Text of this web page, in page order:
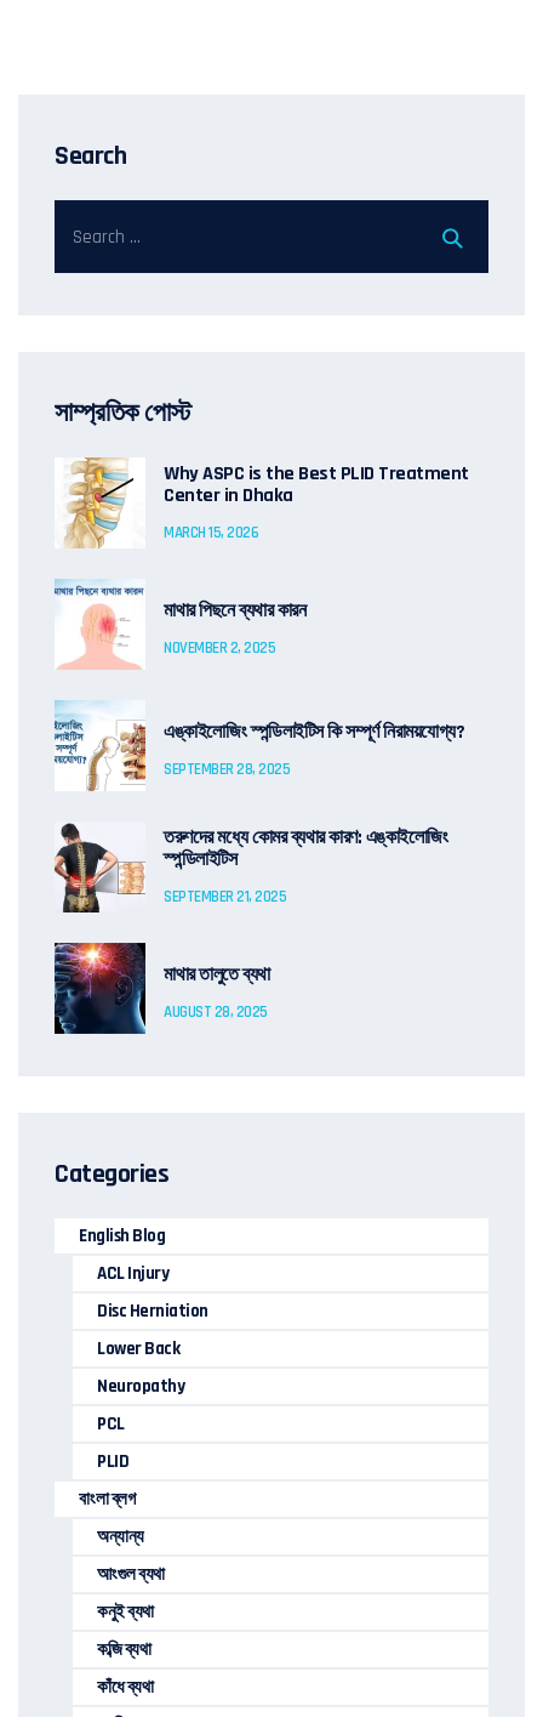
Search
সাম্প্রতিক পোস্ট
Why ASPC is the Best PLID Treatment
Center in Dhaka
MARCH 15, 2026
মাথার পিছনে ব্যথার কারন
NOVEMBER 2, 2025
এঙ্কাইলোজিং স্পন্ডিলাইটিস কি সম্পূর্ণ নিরাময়যোগ্য?
SEPTEMBER 28, 2025
তরুণদের মধ্যে কোমর ব্যথার কারণ: এঙ্কাইলোজিং
স্পন্ডিলাইটিস
SEPTEMBER 21, 2025
মাথার তালুতে ব্যথা
AUGUST 28, 2025
Categories
English Blog
ACL Injury
Disc Herniation
Lower Back
Neuropathy
PCL
PLID
বাংলা ব্লগ
অন্যান্য
আংগুল ব্যথা
কনুই ব্যথা
কব্জি ব্যথা
কাঁধে ব্যথা